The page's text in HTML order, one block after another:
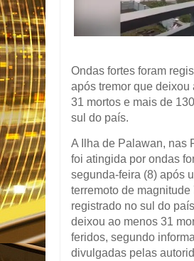
Ondas fortes foram
após tremor que deixou
31 mortos e mais de
sul do país.
A Ilha de Palawan, nas
foi atingida por ondas
segunda-feira (8) após
terremoto de magnitude
registrado no sul do
deixou ao menos 31
feridos, segundo
divulgadas pelas